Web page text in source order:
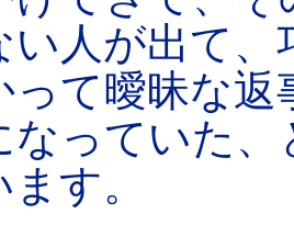
い人が出て
って曖昧な
なっていた
す。